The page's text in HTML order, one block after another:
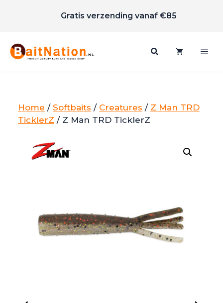
inhoud
Gratis verzending vanaf €85
Home / Softbaits / Creatures / Z Man TRD
TicklerZ / Z Man TRD TicklerZ